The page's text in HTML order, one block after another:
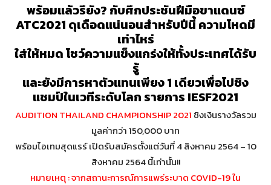
พร้อมแล้วรึยัง? กับศึกประชันฝีมือขาแดนซ์
ATC2021 ดุเดือดแน่นอนสำหรับปีนี้ ความโหดมี
เท่าไหร่
ใส่ให้หมด โชว์ความแข็งแกร่งให้ทั้งประเทศได้รับ
รู้
และยังมีการหาตัวแทนเพียง 1 เดียวเพื่อไปชิง
แชมป์ในเวทีระดับโลก รายการ IESF2021
AUDITION THAILAND CHAMPIONSHIP 2021ชิงเงินรางวัลรวม
มูลค่ากว่า 150,000 บาท
พร้อมไอเทมสุดแรร์ เปิดรับสมัครตั้งแต่วันที่ 4 สิงหาคม 2564 – 10
สิงหาคม 2564 นี้เท่านั้น!!
หมายเหตุ : จากสถานะการณ์การแพร่ระบาด COVID-19 ใน